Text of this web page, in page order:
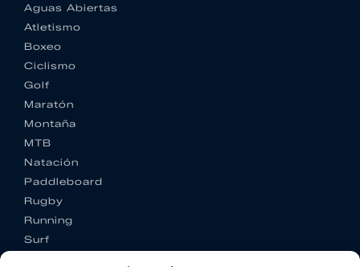
Aguas Abiertas
Atletismo
Boxeo
Ciclismo
Golf
Maratón
Montaña
MTB
Natación
Paddleboard
Rugby
Running
Surf